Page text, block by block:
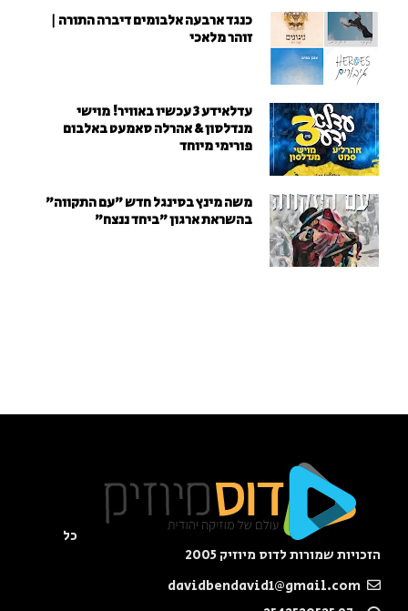
כנגד ארבעה אלבומים דיברה התורה |
זוהר מלאכי
עדלאידע 3 עכשיו באוויר! מוישי
מנדלסון & אהרלה סאמעט באלבום
פורימי מיוחד
משה מינץ בסינגל חדש ״עם התקווה״
בהשראת ארגון "ביחד ננצח"
כל
הזכויות שמורות לדוס מיוזיק 2005